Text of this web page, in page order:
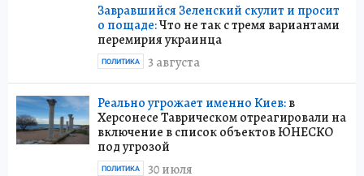
Завравшийся Зеленский скулит и просит
о пощаде:Что не так с тремя вариантами
перемирия украинца
3 августа
ПОЛИТИКА
Реально угрожает именно Киев:в
Херсонесе Таврическом отреагировали на
включение в список объектов ЮНЕСКО
под угрозой
30 июля
ПОЛИТИКА